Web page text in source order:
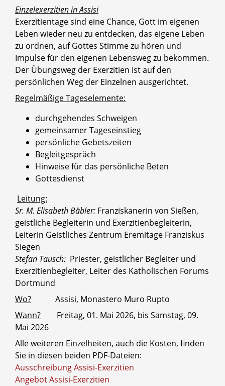
Einzelexerzitien in Assisi
Exerzitientage sind eine Chance, Gott im eigenen
Leben wieder neu zu entdecken, das eigene Leben
zu ordnen, auf Gottes Stimme zu hören und
Impulse für den eigenen Lebensweg zu bekommen.
Der Übungsweg der Exerzitien ist auf den
persönlichen Weg der Einzelnen ausgerichtet.
Regelmäßige Tageselemente:
durchgehendes Schweigen
gemeinsamer Tageseinstieg
persönliche Gebetszeiten
Begleitgespräch
Hinweise für das persönliche Beten
Gottesdienst
Leitung:
Sr. M. Elisabeth Bäbler: Franziskanerin von Sießen,
geistliche Begleiterin und Exerzitienbegleiterin,
Leiterin Geistliches Zentrum Eremitage Franziskus
Siegen
Stefan Tausch: Priester, geistlicher Begleiter und
Exerzitienbegleiter, Leiter des Katholischen Forums
Dortmund
Wo? Assisi, Monastero Muro Rupto
Wann? Freitag, 01. Mai 2026, bis Samstag, 09.
Mai 2026
Alle weiteren Einzelheiten, auch die Kosten, finden
Sie in diesen beiden PDF-Dateien:
Ausschreibung Assisi-Exerzitien
Angebot Assisi-Exerzitien